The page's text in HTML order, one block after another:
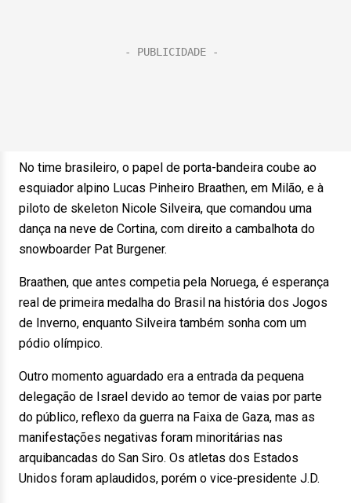
No time brasileiro, o papel de porta-bandeira coube ao
esquiador alpino Lucas Pinheiro Braathen, em Milão, e à
piloto de skeleton Nicole Silveira, que comandou uma
dança na neve de Cortina, com direito a cambalhota do
snowboarder Pat Burgener.
Braathen, que antes competia pela Noruega, é esperança
real de primeira medalha do Brasil na história dos Jogos
de Inverno, enquanto Silveira também sonha com um
pódio olímpico.
Outro momento aguardado era a entrada da pequena
delegação de Israel devido ao temor de vaias por parte
do público, reflexo da guerra na Faixa de Gaza, mas as
manifestações negativas foram minoritárias nas
arquibancadas do San Siro. Os atletas dos Estados
Unidos foram aplaudidos, porém o vice-presidente J.D.